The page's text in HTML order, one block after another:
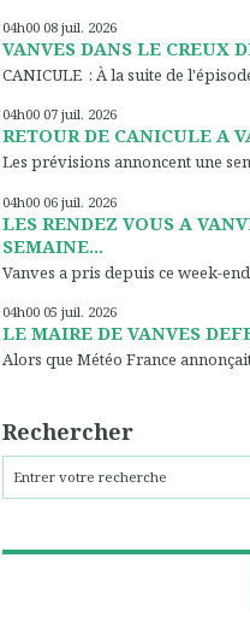
04h00 08 juil. 2026
VANVES DANS LE CREUX
CANICULE : À la suite de
04h00 07 juil. 2026
RETOUR DE CANICULE A
Les prévisions annoncent une
04h00 06 juil. 2026
LES RENDEZ VOUS A
SEMAINE...
Vanves a pris depuis ce week-end
04h00 05 juil. 2026
LE MAIRE DE VANVES
Alors que Météo France
Rechercher